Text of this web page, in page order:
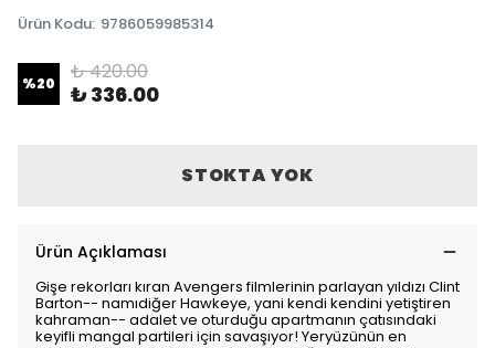
Ürün Kodu: 9786059985314
%20 ₺ 420.00
₺ 336.00
STOKTA YOK
Ürün Açıklaması
Gişe rekorları kıran Avengers filmlerinin parlayan yıldızı Clint
Barton-- namıdiğer Hawkeye, yani kendi kendini yetiştiren
kahraman-- adalet ve oturduğu apartmanın çatısındaki
keyifli mangal partileri için savaşıyor! Yeryüzünün en